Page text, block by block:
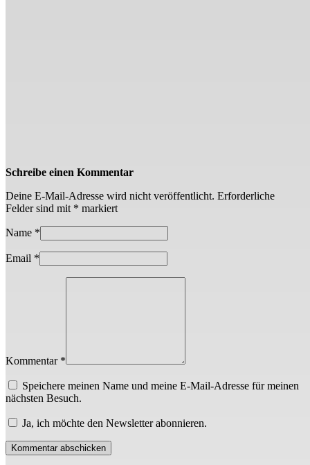
Schreibe einen Kommentar
Deine E-Mail-Adresse wird nicht veröffentlicht. Erforderliche
Felder sind mit * markiert
Name *
Email *
Kommentar *
Speichere meinen Name und meine E-Mail-Adresse für meinen
nächsten Besuch.
Ja, ich möchte den Newsletter abonnieren.